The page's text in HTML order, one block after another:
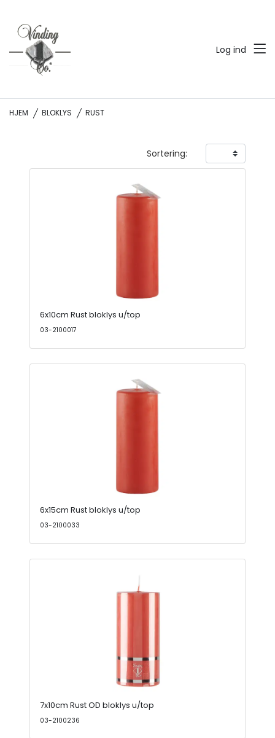
Log ind
HJEM BLOKLYS RUST
Sortering:
6x10cm Rust bloklys u/top
03-2100017
6x15cm Rust bloklys u/top
03-2100033
7x10cm Rust OD bloklys u/top
03-2100236